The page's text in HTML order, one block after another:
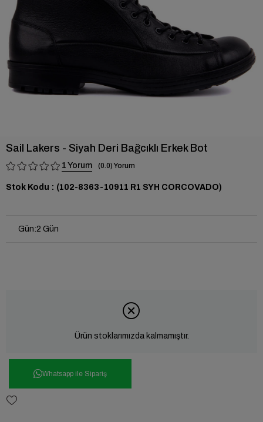
Sail Lakers - Siyah Deri Bağcıklı Erkek Bot
1 0.0
Stok Kodu (102-8363-10911 R1 SYH CORCOVADO)
Gün:2 Gün
Ürün stoklarımızda kalmamıştır.
Whatsapp ile Sipariş